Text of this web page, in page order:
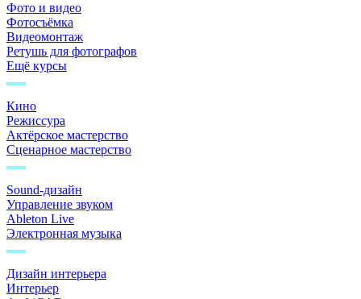
Фото и видео
Фотосъёмка
Видеомонтаж
Ретушь для фотографов
Ещё курсы
Кино
Режиссура
Актёрское мастерство
Сценарное мастерство
Sound-дизайн
Управление звуком
Ableton Live
Электронная музыка
Дизайн интерьера
Интерьер